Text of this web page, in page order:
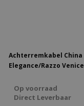
Achterremkabel China
Elegance/Razzo Venice
Op voorraad
Direct Leverbaar